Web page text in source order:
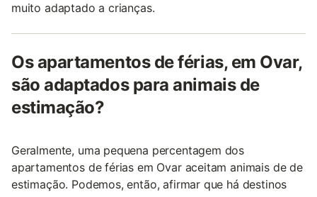
muito adaptado a crianças.
Os apartamentos de férias, em Ovar,
são adaptados para animais de
estimação?
Geralmente, uma pequena percentagem dos
apartamentos de férias em Ovar aceitam animais de de
estimação. Podemos, então, afirmar que há destinos